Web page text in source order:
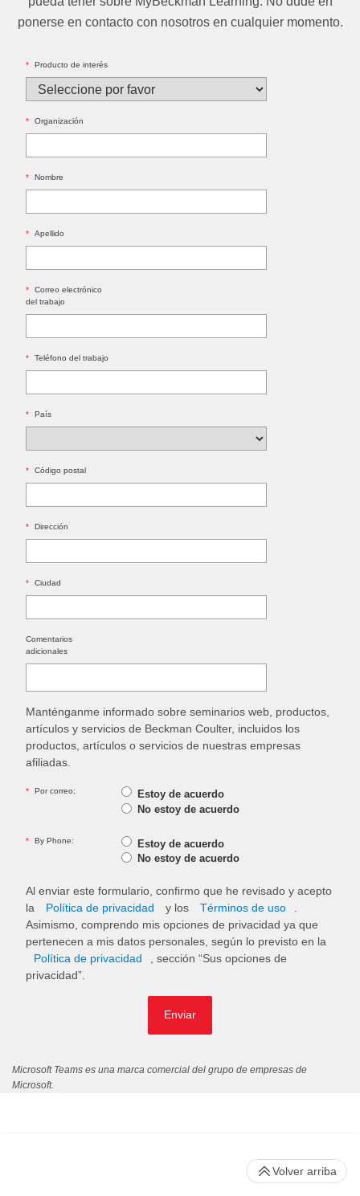
ponerse en contacto con nosotros en cualquier momento.
* Producto de interés
* Organización
* Nombre
* Apellido
*
Correo electrónico
del trabajo
* Teléfono del trabajo
* País
* Código postal
* Dirección
* Ciudad
Comentarios
adicionales
Manténganme informado sobre seminarios web, productos,
artículos y servicios de Beckman Coulter, incluidos los
productos, artículos o servicios de nuestras empresas
afiliadas.
* Por correo:
Estoy de acuerdo
No estoy de acuerdo
* By Phone:
Estoy de acuerdo
No estoy de acuerdo
Al enviar este formulario, confirmo que he revisado y acepto
la
Política de privacidad y los Términos de uso
Asimismo, comprendo mis opciones de privacidad ya que
pertenecen a mis datos personales, según lo previsto en la
Política de privacidad
, sección “Sus opciones de
privacidad”.
Enviar
Microsoft Teams es una marca comercial del grupo de empresas de
Microsoft.
Volver arriba